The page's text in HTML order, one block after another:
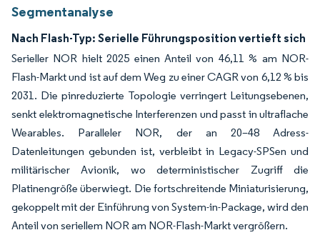
Segmentanalyse
Nach Flash-Typ: Serielle Führungsposition vertieft sich
Serieller NOR hielt 2025 einen Anteil von 46,11 % am NOR-
Flash-Markt und ist auf dem Weg zu einer CAGR von 6,12 % bis
2031. Die pinreduzierte Topologie verringert Leitungsebenen,
senkt elektromagnetische Interferenzen und passt in ultraflache
Wearables. Paralleler NOR, der an 20–48 Adress-
Datenleitungen gebunden ist, verbleibt in Legacy-SPSen und
militärischer Avionik, wo deterministischer Zugriff die
Platinengröße überwiegt. Die fortschreitende Miniaturisierung,
gekoppelt mit der Einführung von System-in-Package, wird den
Anteil von seriellem NOR am NOR-Flash-Markt vergrößern.